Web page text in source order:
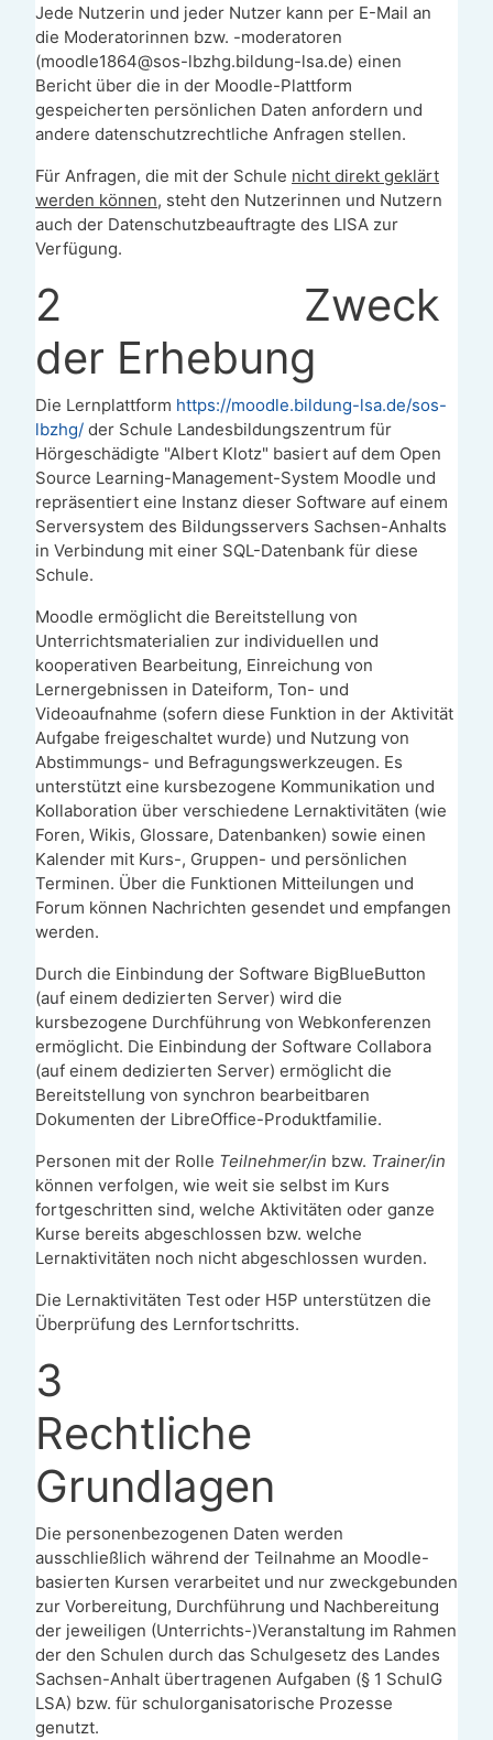
Jede Nutzerin und jeder Nutzer kann per E-Mail an
die Moderatorinnen bzw. -moderatoren
(moodle1864@sos-lbzhg.bildung-lsa.de) einen
Bericht über die in der Moodle-Plattform
gespeicherten persönlichen Daten anfordern und
andere datenschutzrechtliche Anfragen stellen.
Für Anfragen, die mit der Schule nicht direkt geklärt
werden können, steht den Nutzerinnen und Nutzern
auch der Datenschutzbeauftragte des LISA zur
Verfügung.
2 Zweck
der Erhebung
Die Lernplattform https://moodle.bildung-lsa.de/sos-
lbzhg/ der Schule Landesbildungszentrum für
Hörgeschädigte "Albert Klotz" basiert auf dem Open
Source Learning-Management-System Moodle und
repräsentiert eine Instanz dieser Software auf einem
Serversystem des Bildungsservers Sachsen-Anhalts
in Verbindung mit einer SQL-Datenbank für diese
Schule.
Moodle ermöglicht die Bereitstellung von
Unterrichtsmaterialien zur individuellen und
kooperativen Bearbeitung, Einreichung von
Lernergebnissen in Dateiform, Ton- und
Videoaufnahme (sofern diese Funktion in der Aktivität
Aufgabe freigeschaltet wurde) und Nutzung von
Abstimmungs- und Befragungswerkzeugen. Es
unterstützt eine kursbezogene Kommunikation und
Kollaboration über verschiedene Lernaktivitäten (wie
Foren, Wikis, Glossare, Datenbanken) sowie einen
Kalender mit Kurs-, Gruppen- und persönlichen
Terminen. Über die Funktionen Mitteilungen und
Forum können Nachrichten gesendet und empfangen
werden.
Durch die Einbindung der Software BigBlueButton
(auf einem dedizierten Server) wird die
kursbezogene Durchführung von Webkonferenzen
ermöglicht. Die Einbindung der Software Collabora
(auf einem dedizierten Server) ermöglicht die
Bereitstellung von synchron bearbeitbaren
Dokumenten der LibreOffice-Produktfamilie.
Personen mit der Rolle Teilnehmer/in bzw. Trainer/in
können verfolgen, wie weit sie selbst im Kurs
fortgeschritten sind, welche Aktivitäten oder ganze
Kurse bereits abgeschlossen bzw. welche
Lernaktivitäten noch nicht abgeschlossen wurden.
Die Lernaktivitäten Test oder H5P unterstützen die
Überprüfung des Lernfortschritts.
3
Rechtliche
Grundlagen
Die personenbezogenen Daten werden
ausschließlich während der Teilnahme an Moodle-
basierten Kursen verarbeitet und nur zweckgebunden
zur Vorbereitung, Durchführung und Nachbereitung
der jeweiligen (Unterrichts-)Veranstaltung im Rahmen
der den Schulen durch das Schulgesetz des Landes
Sachsen-Anhalt übertragenen Aufgaben (§ 1 SchulG
LSA) bzw. für schulorganisatorische Prozesse
genutzt.